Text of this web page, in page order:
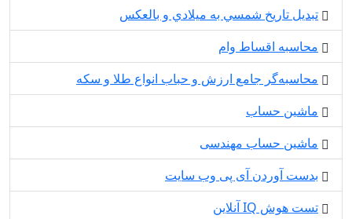
تبديل تاريخ شمسي به ميلادي و بالعكس
محاسبه اقساط وام
محاسبه‌گر جامع ارزش و حباب انواع طلا و سکه
ماشین حساب
ماشین حساب مهندسی
بدست آوردن آی پی وب سایت
تست هوش IQ آنلاین